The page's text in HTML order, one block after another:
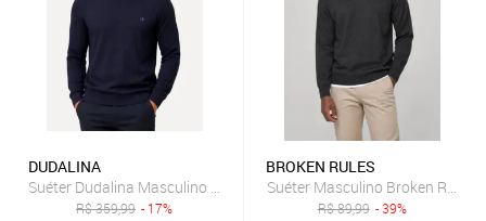
DUDALINA
Suéter Dudalina Masculino Tricot Crewneck Textura Azul Marinho
R$359,99 - 17%
BROKEN RULES
Suéter Masculino Broken Rules
R$89,99 - 39%